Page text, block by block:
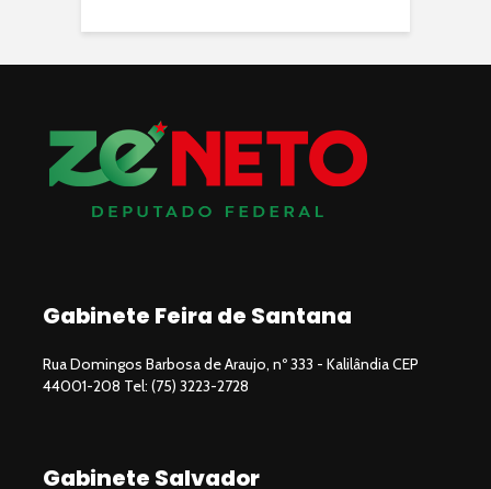
Gabinete Feira de Santana
Rua Domingos Barbosa de Araujo, nº 333 - Kalilândia CEP
44001-208 Tel: (75) 3223-2728
Gabinete Salvador